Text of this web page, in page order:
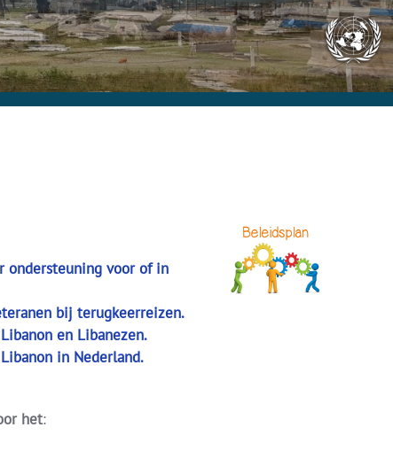
ondersteuning voor of in
bij terugkeerreizen.
en Libanezen.
in Nederland.
het: